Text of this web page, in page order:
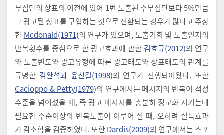
부집단의 상표의 이전에 있어 1번 노출된 주부집단보다 5%만큼
그 광고된 상표를 구입하는 것으로 전환되는 경우가 많다고 주장
한 Mcdonald(1971)의 연구가 있으며, 노출기회 및 노출인지의
반복횟수를 중심으로 한 광고효과에 관한 김효규(2012)의 연구
와 노출빈도와 광고유형에 따른 광고태도와 상표태도의 관계를
규명한 김완석과 윤선길(1998)의 연구가 진행되어왔다. 또한
Cacioppo & Petty(1979)의 연구에서는 메시지의 반복이 적정
수준을 넘어섰을 때, 즉 광고 메시지를 충분히 정교화 시키는데
필요한 수준이상의 반복노출이 이루어 질 때, 오히려 설득효과
가 감소함을 검증하였다. 또한Dardis(2009)의 연구에서는 스포